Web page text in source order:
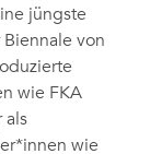
jüngste
von
wie FKA
als
wie